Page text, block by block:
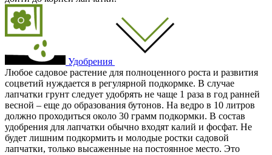
Удобрения
Любое садовое растение для полноценного роста и развития
соцветий нуждается в регулярной подкормке. В случае
лапчатки грунт следует удобрять не чаще 1 раза в год ранней
весной – еще до образования бутонов. На ведро в 10 литров
должно проходиться около 30 грамм подкормки. В состав
удобрения для лапчатки обычно входят калий и фосфат. Не
будет лишним подкормить и молодые ростки садовой
лапчатки, только высаженные на постоянное место. Это